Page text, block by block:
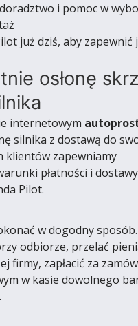
i pomoc w
już dziś, aby zapewnić
osłonę
internetowym
silnika z dostawą do
klientów zapewniamy
płatności i
Pilot.
w dogodny
odbiorze, przelać
firmy, zapłacić za
w kasie dowolnego